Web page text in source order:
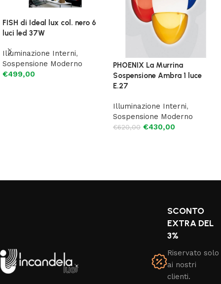
FISH di Ideal lux col. nero 6
luci led 37W
Illuminazione Interni,
Sospensione Moderno
€499,00
PHOENIX La Murrina
Sospensione Ambra 1 luce
E.27
Illuminazione Interni,
Sospensione Moderno
€620,00 €430,00
SCONTO
EXTRA DEL
3%
Riservato solo
ai nostri
clienti.